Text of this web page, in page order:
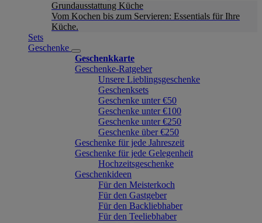
Grundausstattung Küche
Vom Kochen bis zum Servieren: Essentials für Ihre
Küche.
Sets
Geschenke
Geschenkkarte
Geschenke-Ratgeber
Unsere Lieblingsgeschenke
Geschenksets
Geschenke unter €50
Geschenke unter €100
Geschenke unter €250
Geschenke über €250
Geschenke für jede Jahreszeit
Geschenke für jede Gelegenheit
Hochzeitsgeschenke
Geschenkideen
Für den Meisterkoch
Für den Gastgeber
Für den Backliebhaber
Für den Teeliebhaber